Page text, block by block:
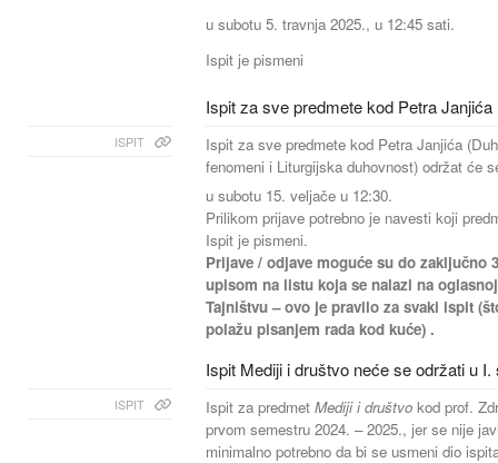
u subotu 5. travnja 2025., u 12:45 sati.
Ispit je pismeni
Ispit za sve predmete kod Petra Janjića
ISPIT
Ispit za sve predmete kod Petra Janjića
fenomeni i Liturgijska duhovnost) održat će
u subotu 15. veljače u 12:30.
Prilikom prijave potrebno je navesti koji
Ispit je pismeni.
Prijave / odjave moguće su do zaključno
upisom na listu koja se nalazi na
Tajništvu – ovo je pravilo za svaki ispit
polažu pisanjem rada kod kuće) .
Ispit Mediji i društvo neće se održati u
ISPIT Ispit za predmet Mediji i društvo kod prof.
prvom semestru 2024. – 2025., jer se nije
minimalno potrebno da bi se usmeni dio